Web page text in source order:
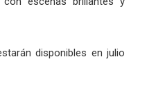
disponibles en julio